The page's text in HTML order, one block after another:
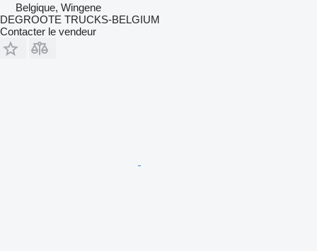
Belgique, Wingene
DEGROOTE TRUCKS-BELGIUM
Contacter le vendeur